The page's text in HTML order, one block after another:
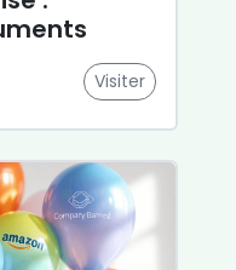
Visiter